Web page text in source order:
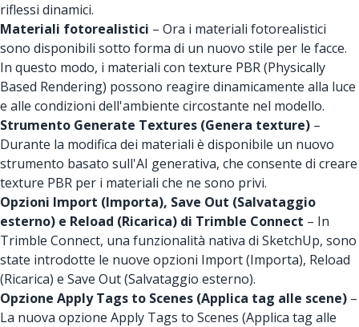
riflessi dinamici.
Materiali fotorealistici – Ora i materiali fotorealistici
sono disponibili sotto forma di un nuovo stile per le facce.
In questo modo, i materiali con texture PBR (Physically
Based Rendering) possono reagire dinamicamente alla luce
e alle condizioni dell'ambiente circostante nel modello.
Strumento Generate Textures (Genera texture) –
Durante la modifica dei materiali è disponibile un nuovo
strumento basato sull'AI generativa, che consente di creare
texture PBR per i materiali che ne sono privi.
Opzioni Import (Importa), Save Out (Salvataggio
esterno) e Reload (Ricarica) di Trimble Connect – In
Trimble Connect, una funzionalità nativa di SketchUp, sono
state introdotte le nuove opzioni Import (Importa), Reload
(Ricarica) e Save Out (Salvataggio esterno).
Opzione Apply Tags to Scenes (Applica tag alle scene) –
La nuova opzione Apply Tags to Scenes (Applica tag alle